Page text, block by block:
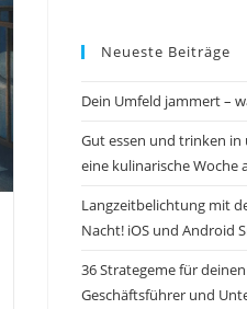
Neueste Beiträge
Dein Umfeld jammert –
Gut essen und trinken
eine kulinarische Woche
Langzeitbelichtung mit
Nacht! iOS und Android
36 Strategeme für
Geschäftsführer und